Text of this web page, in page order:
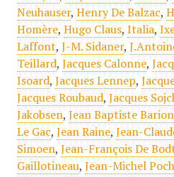
Neuhauser, Henry De Balzac,
Homère, Hugo Claus, Italia,
Laffont, J-M. Sidaner,
Teillard, Jacques Calonne,
Isoard, Jacques Lennep,
Jacques Roubaud, Jacques
Jakobsen, Jean Baptiste
Le Gac, Jean Raine, Jean-
Simoen, Jean-François De
Gaillotineau, Jean-Michel